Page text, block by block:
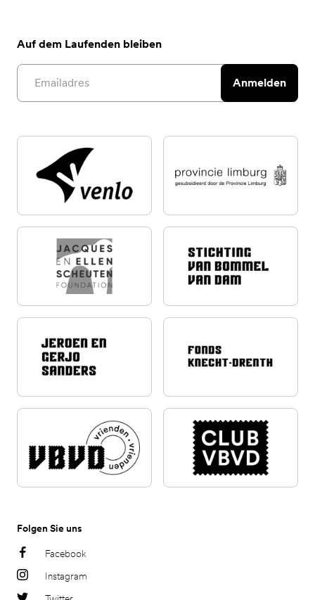
Auf dem Laufenden bleiben
Email address
Anmelden
Folgen Sie uns
Facebook
Instagram